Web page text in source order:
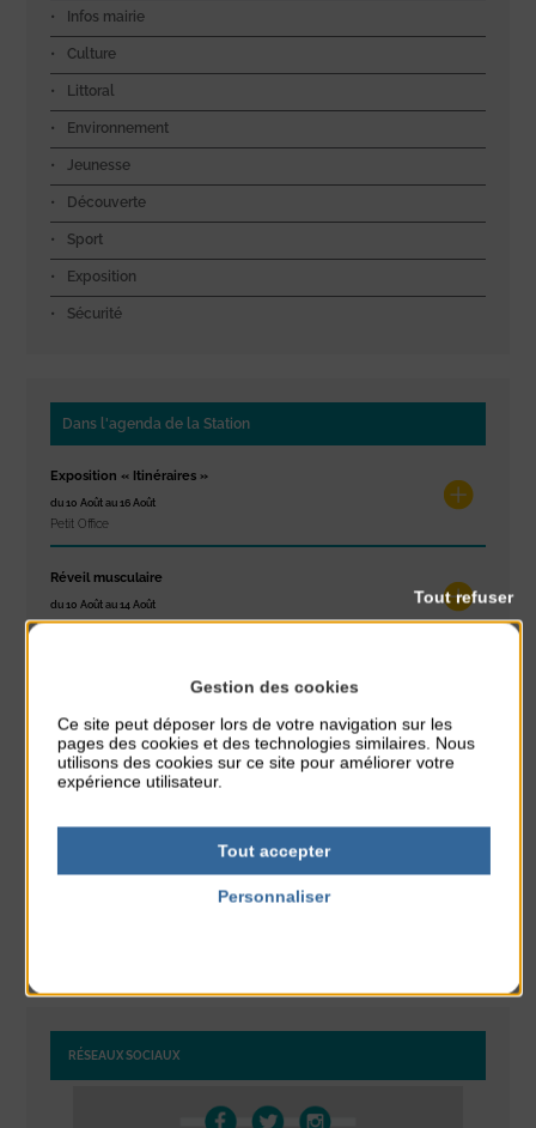
Infos mairie
Culture
Littoral
Environnement
Jeunesse
Découverte
Sport
Exposition
Sécurité
Dans l'agenda de la Station
Exposition « Itinéraires »
du 10 Août au 16 Août
Petit Office
Réveil musculaire
du 10 Août au 14 Août
Plage du passous
Plage du passous
Tournoi d’échecs
Résidence Challe
RÉSEAUX SOCIAUX
Gestion des cookies
Ce site peut déposer lors de votre navigation sur les
pages des cookies et des technologies similaires. Nous
utilisons des cookies sur ce site pour améliorer votre
expérience utilisateur.
Tout accepter
Tout refuser
Personnaliser